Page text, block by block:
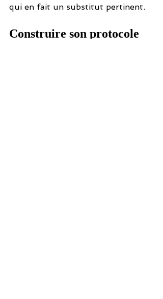
qui en fait un substitut pertinent.
Construire son protocole